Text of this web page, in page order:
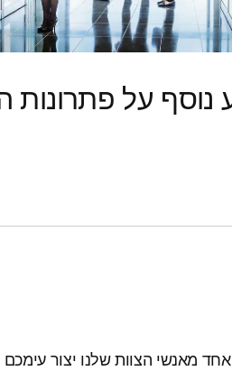
נוסף על פתרונות
מאנשי הצוות שלנו יצור